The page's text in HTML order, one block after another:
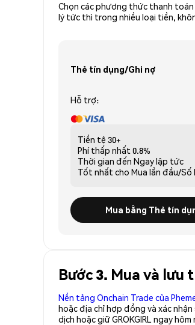
Chọn các phương thức thanh
lý tức thì trong nhiều loại tiền,
Thẻ tín dụng/Ghi nợ
Hỗ trợ:
Tiền tệ 30+
Phí thấp nhất 0.8%
Thời gian đến Ngay lập tức
Tốt nhất cho Mua lần đầu/Số
Mua bằng Thẻ tín
Bước 3. Mua và lưu
Nền tảng Onchain Trade của
hoặc địa chỉ hợp đồng và xác nhận
dịch hoặc giữ GROKGIRL ngay hôm